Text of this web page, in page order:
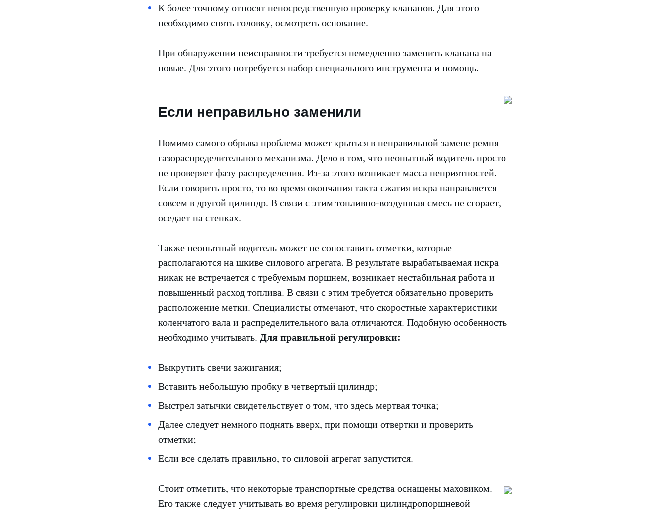
К более точному относят непосредственную проверку клапанов. Для этого
необходимо снять головку, осмотреть основание.
При обнаружении неисправности требуется немедленно заменить клапана на
новые. Для этого потребуется набор специального инструмента и помощь.
Если неправильно заменили
Помимо самого обрыва проблема может крыться в неправильной замене ремня
газораспределительного механизма. Дело в том, что неопытный водитель просто
не проверяет фазу распределения. Из-за этого возникает масса неприятностей.
Если говорить просто, то во время окончания такта сжатия искра направляется
совсем в другой цилиндр. В связи с этим топливно-воздушная смесь не сгорает,
оседает на стенках.
Также неопытный водитель может не сопоставить отметки, которые
располагаются на шкиве силового агрегата. В результате вырабатываемая искра
никак не встречается с требуемым поршнем, возникает нестабильная работа и
повышенный расход топлива. В связи с этим требуется обязательно проверить
расположение метки. Специалисты отмечают, что скоростные характеристики
коленчатого вала и распределительного вала отличаются. Подобную особенность
необходимо учитывать. Для правильной регулировки:
Выкрутить свечи зажигания;
Вставить небольшую пробку в четвертый цилиндр;
Выстрел затычки свидетельствует о том, что здесь мертвая точка;
Далее следует немного поднять вверх, при помощи отвертки и проверить
отметки;
Если все сделать правильно, то силовой агрегат запустится.
Стоит отметить, что некоторые транспортные средства оснащены маховиком.
Его также следует учитывать во время регулировки цилиндропоршневой